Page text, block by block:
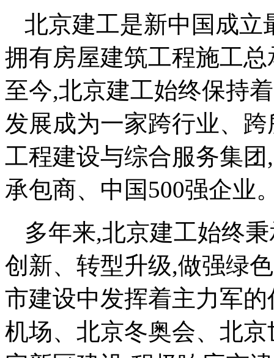
北京建工是新中国成立
拥有房屋建筑工程施工
至今,北京建工始终保持
发展成为一家跨行业、
工程建设与综合服务集
承包商、中国500强企业
多年来,北京建工始终
创新、转型升级,做强绿
市建设中发挥着主力军
机场、北京冬奥会、北